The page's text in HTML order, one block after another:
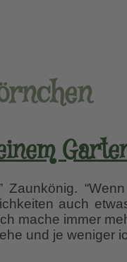
Zaunkönig.
auch
mache immer
und je weniger